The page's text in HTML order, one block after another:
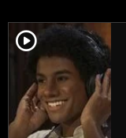
player2